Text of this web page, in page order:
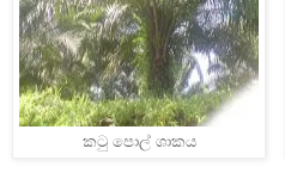
කටු පොල් ශාකය